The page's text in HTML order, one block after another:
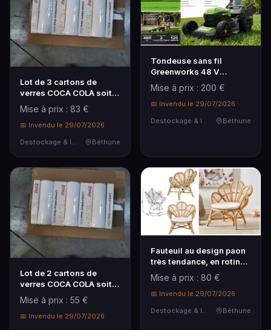
Lot de 3 cartons de
verres COCA COLA soit
60 verres
Mise à prix : 83 €
📅 Invendu le 29/07/2026
Destockage & Invendus
Béthune
Tondeuse sans fil
Greenworks 48 V
(GD48LM46), moteur
brushless, démarrage
par bouton, réglage de
Mise à prix : 200 €
📅 Invendu le 29/07/2026
Destockage & Invendus
Béthune
Lot de 2 cartons de
verres COCA COLA soit
60 verres
Mise à prix : 55 €
📅 Invendu le 29/07/2026
Fauteuil au design paon
très tendance, en rotin
naturel, avec coussin
d'assise blanc, adapté
intérieur/extérieur, emp...
Mise à prix : 80 €
📅 Invendu le 29/07/2026
Béthune